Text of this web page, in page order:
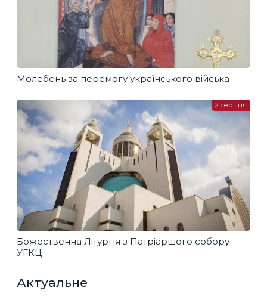
Молебень за перемогу українського війська
Божественна Літургія з Патріаршого собору
УГКЦ
2 серпня
Актуальне